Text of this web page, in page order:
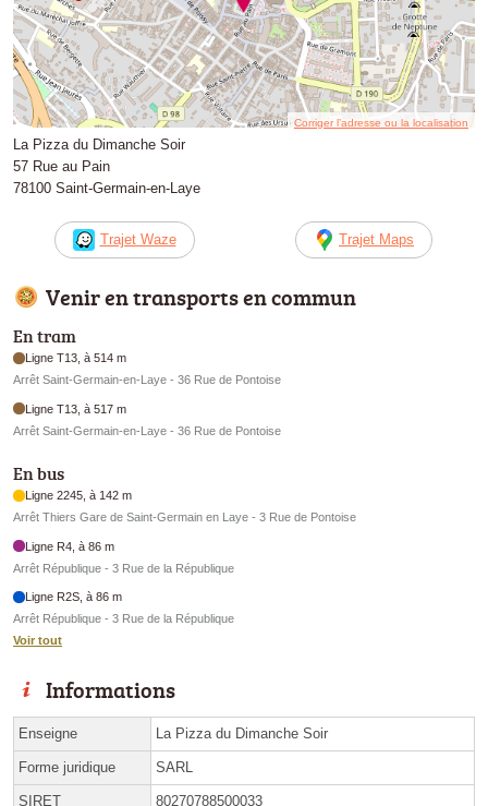
Corriger l’adresse ou la localisation
La Pizza du Dimanche Soir
57 Rue au Pain
78100 Saint-Germain-en-Laye
Trajet Waze Trajet Maps
Venir en transports en commun
En tram
Ligne T13, à 514 m
Arrêt Saint-Germain-en-Laye - 36 Rue de Pontoise
Ligne T13, à 517 m
Arrêt Saint-Germain-en-Laye - 36 Rue de Pontoise
En bus
Ligne 2245, à 142 m
Arrêt Thiers Gare de Saint-Germain en Laye - 3 Rue de Pontoise
Ligne R4, à 86 m
Arrêt République - 3 Rue de la République
Ligne R2S, à 86 m
Arrêt République - 3 Rue de la République
Voir tout
Informations
Enseigne La Pizza du Dimanche Soir
Forme juridique SARL
SIRET 80270788500033